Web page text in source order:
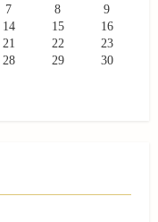
7 8
9
14 15
16
21 22
23
28 29
30